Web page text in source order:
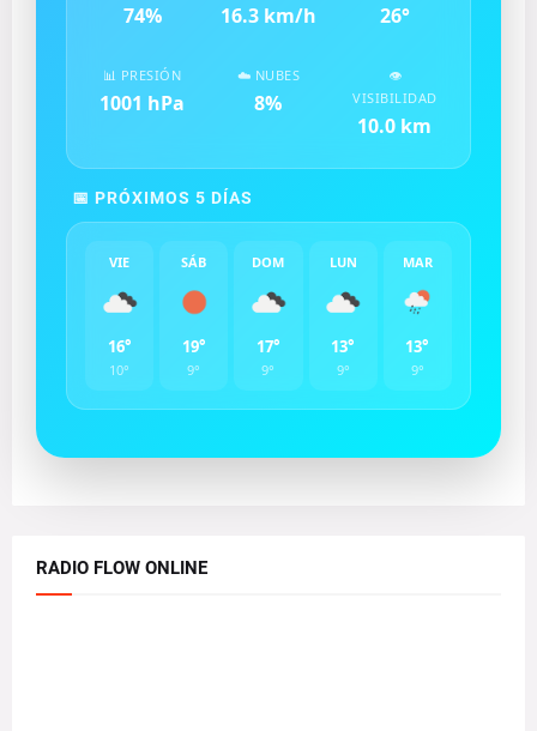
74% 16.3km/h 26°
📊 PRESIÓN
1001 hPa
☁️ NUBES
8%
👁️
VISIBILIDAD
10.0 km
📅 PRÓXIMOS 5 DÍAS
VIE
16°
10°
SÁB
19°
9°
DOM
17°
9°
LUN
13°
9°
MAR
13°
9°
RADIO FLOW ONLINE